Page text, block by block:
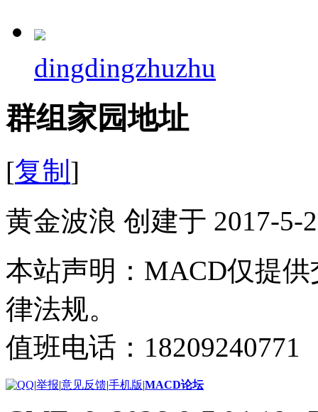
dingdingzhuzhu
群组家园地址
[复制 ]
黄金波浪 创建于 2017-5-
本站声明：MACD仅提
律法规。
值班电话：
|举报|意见反馈|手机版|MACD论坛